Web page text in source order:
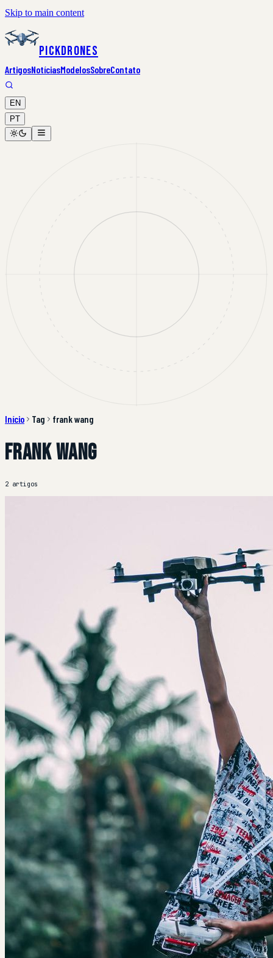
Skip to main content
PickDrones
ArtigosNotíciasModelosSobreContato
EN
PT
Início Tag frank wang
frank wang
2 artigos